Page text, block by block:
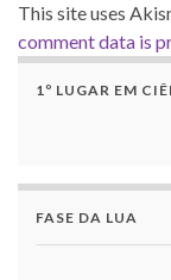
This site uses
comment data is
1º LUGAR EM
FASE DA LUA